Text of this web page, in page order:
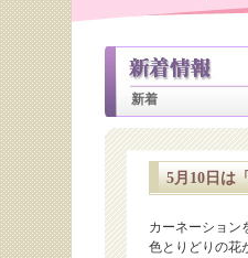
新着
5月10日は
カーネーション
色とりどりの花